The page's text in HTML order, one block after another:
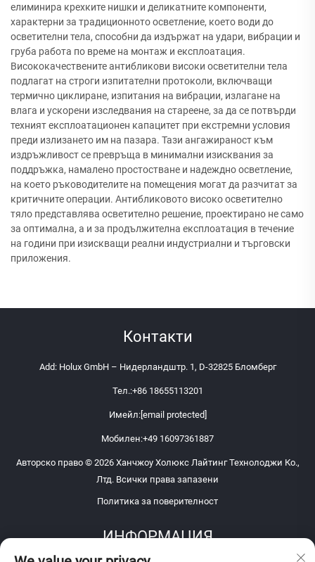
елиминира крехките нишки и деликатните компоненти,
характерни за традиционното осветление, което води до
осветителни тела, способни да издържат на удари, вибрации и
груба работа по време на монтаж и експлоатация.
Висококачествените антибликови високи осветителни тела
подлагат на строги изпитателни протоколи, включващи
термично циклиране, изпитания на вибрации, излагане на
влага и ускорени изследвания на стареене, за да се потвърди
техният експлоатационен капацитет при екстремни условия
преди излизането им на пазара. Тази ангажираност към
издръжливост се превръща в минимални изисквания за
поддръжка, намалено простостване и надеждно осветление,
на което ръководителите на помещения могат да разчитат за
критичните операции. Антибликовото високо осветително
тяло представлява осветително решение, проектирано не само
за оптимална, а и за продължителна експлоатация в течение
на години при изискващи реални индустриални и търговски
приложения.
Контакти
Add: Holux GmbH – Нидерландштр. 1, D-32825 Бломберг
Тел.:+86 18655113201
Имейл:[email protected]
Мобилен:+49 16097361887
Авторско право © 2026 Ханчжоу Холюкс Лайтинг Технолоджи Ко.,
Лтд. Всички права запазени
Политика за поверителност
ИНФОРМАЦИЯ